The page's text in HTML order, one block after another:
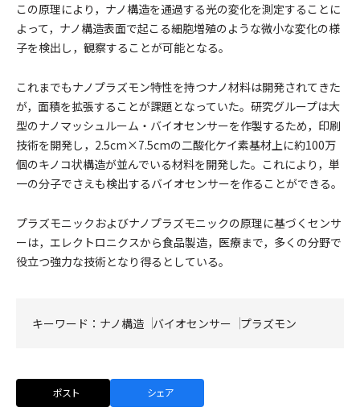
この原理により，ナノ構造を通過する光の変化を測定することに
よって，ナノ構造表面で起こる細胞増殖のような微小な変化の様
子を検出し，観察することが可能となる。
これまでもナノプラズモン特性を持つナノ材料は開発されてきた
が，面積を拡張することが課題となっていた。研究グループは大
型のナノマッシュルーム・バイオセンサーを作製するため，印刷
技術を開発し，2.5cm×7.5cmの二酸化ケイ素基材上に約100万
個のキノコ状構造が並んでいる材料を開発した。これにより，単
一の分子でさえも検出するバイオセンサーを作ることができる。
プラズモニックおよびナノプラズモニックの原理に基づくセンサ
ーは，エレクトロニクスから食品製造，医療まで，多くの分野で
役立つ強力な技術となり得るとしている。
キーワード： ナノ構造 バイオセンサー プラズモン
ポスト シェア